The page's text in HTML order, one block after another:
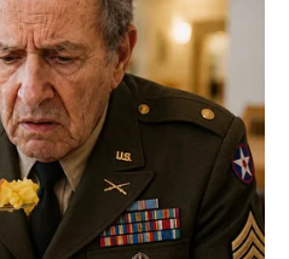
i maslinovo ulje, ponovno
buđenja na prazan želudac.
koji jača imunitet i pomaže u
Također hidratizira tijelo i